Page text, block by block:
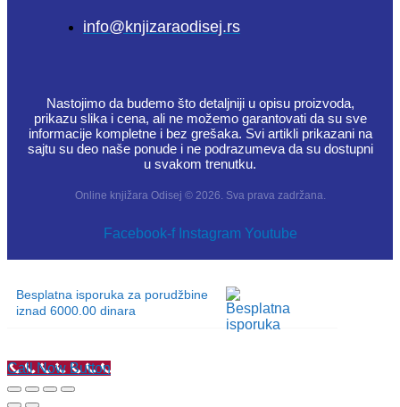
info@knjizaraodisej.rs
Nastojimo da budemo što detaljniji u opisu proizvoda,
prikazu slika i cena, ali ne možemo garantovati da su sve
informacije kompletne i bez grešaka. Svi artikli prikazani na
sajtu su deo naše ponude i ne podrazumeva da su dostupni
u svakom trenutku.
Online knjižara Odisej © 2026. Sva prava zadržana.
Facebook-f Instagram Youtube
Besplatna isporuka za porudžbine
iznad 6000.00 dinara
Call Now Button